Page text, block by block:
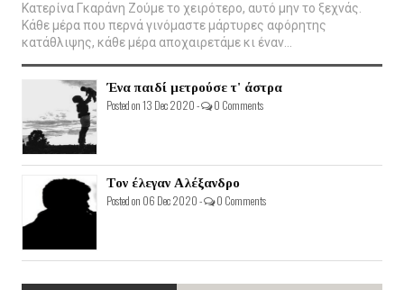
Κατερίνα Γκαράνη Ζούμε το χειρότερο, αυτό μην το ξεχνάς.
Κάθε μέρα που περνά γινόμαστε μάρτυρες αφόρητης
κατάθλιψης, κάθε μέρα αποχαιρετάμε κι έναν...
Ένα παιδί μετρούσε τ' άστρα
Posted on 13 Dec 2020 - 0 Comments
Τον έλεγαν Αλέξανδρο
Posted on 06 Dec 2020 - 0 Comments